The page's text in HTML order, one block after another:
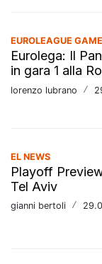
EUROLEAGUE
Eurolega: Il
in gara 1 alla
lorenzo lubrano /
EL NEWS
Playoff
Tel Aviv
gianni bertoli /